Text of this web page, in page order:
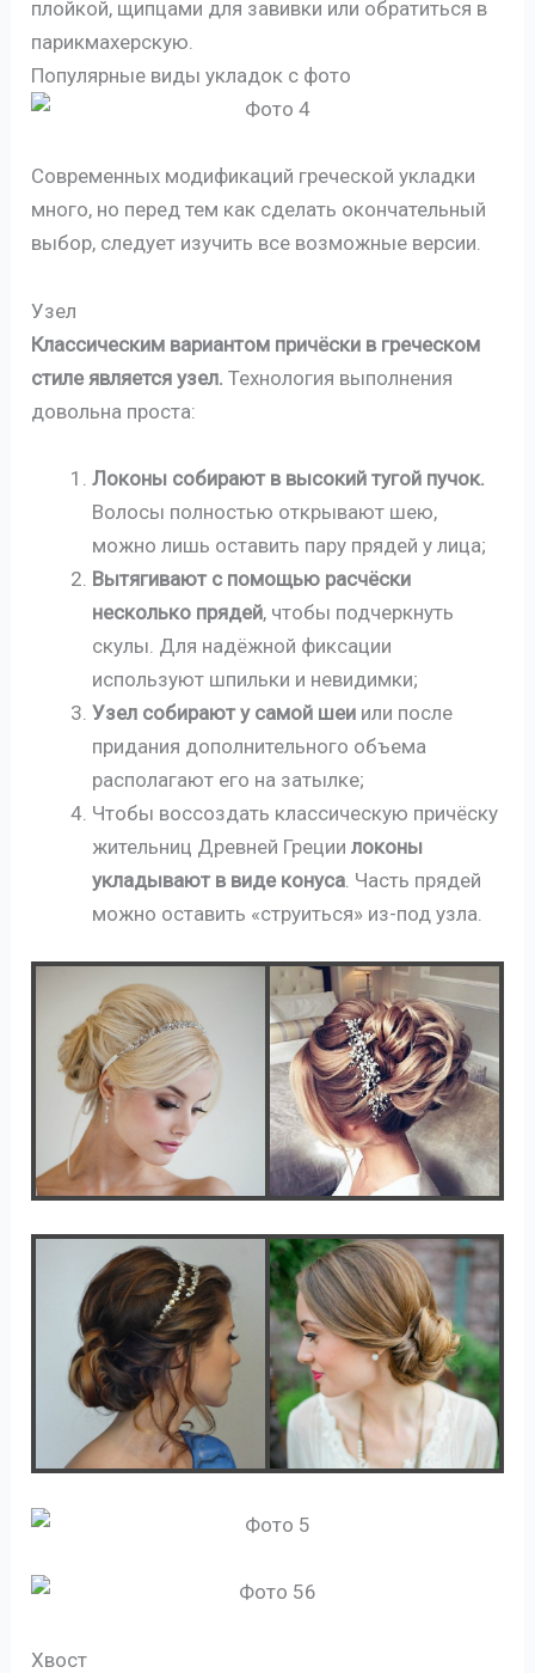
плойкой, щипцами для завивки или обратиться в
парикмахерскую.
Популярные виды укладок с фото
Современных модификаций греческой укладки
много, но перед тем как сделать окончательный
выбор, следует изучить все возможные версии.
Узел
Классическим вариантом причёски в греческом
стиле является узел. Технология выполнения
довольна проста:
Локоны собирают в высокий тугой пучок.
Волосы полностью открывают шею,
можно лишь оставить пару прядей у лица;
Вытягивают с помощью расчёски
несколько прядей, чтобы подчеркнуть
скулы. Для надёжной фиксации
используют шпильки и невидимки;
Узел собирают у самой шеи или после
придания дополнительного объема
располагают его на затылке;
Чтобы воссоздать классическую причёску
жительниц Древней Грециилоконы
укладывают в виде конуса. Часть прядей
можно оставить «струиться» из-под узла.
Хвост